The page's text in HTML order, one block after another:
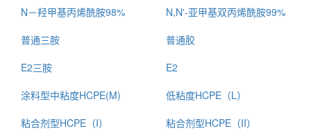
N－羟甲基丙烯酰胺98%
N,N'-亚甲基双丙烯酰胺99%
普通三胺
普通胶
E2三胺
E2
涂料型中粘度HCPE(M)
低粘度HCPE（L）
粘合剂型HCPE（I）
粘合剂型HCPE（II）